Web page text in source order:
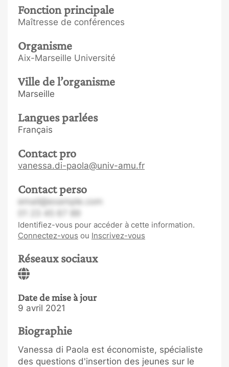
Fonction principale
Maîtresse de conférences
Organisme
Aix-Marseille Université
Ville de l’organisme
Marseille
Langues parlées
Français
Contact pro
vanessa.di-paola@univ-amu.fr
Contact perso
email@example.com
Identifiez-vous pour accéder à cette information.
Connectez-vous ou Inscrivez-vous
Réseaux sociaux
Date de mise à jour
9 avril 2021
Biographie
Vanessa di Paola est économiste, spécialiste
des questions d'insertion des jeunes sur le